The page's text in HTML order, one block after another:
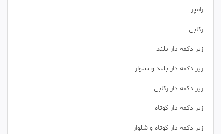
رامپر
رکابی
زیر دکمه دار بلند
زیر دکمه دار بلند و شلوار
زیر دکمه دار رکابی
زیر دکمه دار کوتاه
زیر دکمه دار کوتاه و شلوار